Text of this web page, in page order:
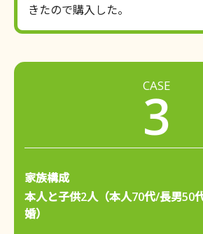
きたので購入した。
CASE
3
家族構成
本人と子供2人（本人70代/長男50
婚）